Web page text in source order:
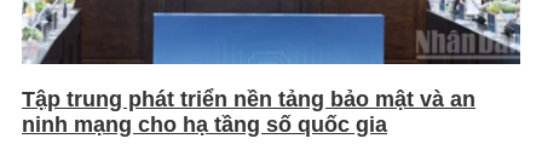
Tập trung phát triển nền tảng bảo mật và an
ninh mạng cho hạ tầng số quốc gia